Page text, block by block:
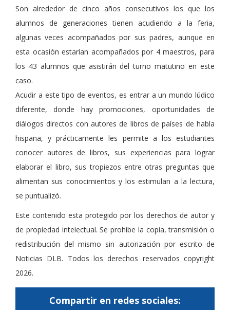
Son alrededor de cinco años consecutivos los que los
alumnos de generaciones tienen acudiendo a la feria,
algunas veces acompañados por sus padres, aunque en
esta ocasión estarían acompañados por 4 maestros, para
los 43 alumnos que asistirán del turno matutino en este
caso.
Acudir a este tipo de eventos, es entrar a un mundo lúdico
diferente, donde hay promociones, oportunidades de
diálogos directos con autores de libros de países de habla
hispana, y prácticamente les permite a los estudiantes
conocer autores de libros, sus experiencias para lograr
elaborar el libro, sus tropiezos entre otras preguntas que
alimentan sus conocimientos y los estimulan a la lectura,
se puntualizó.
Este contenido esta protegido por los derechos de autor y
de propiedad intelectual. Se prohibe la copia, transmisión o
redistribución del mismo sin autorización por escrito de
Noticias DLB. Todos los derechos reservados copyright
2026.
Compartir en redes sociales: